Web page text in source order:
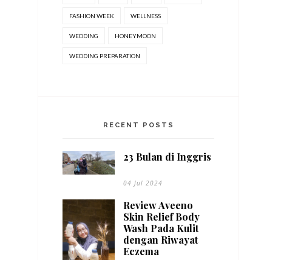
FASHION WEEK WELLNESS
WEDDING HONEYMOON
WEDDING PREPARATION
RECENT POSTS
23 Bulan di Inggris
04 Jul 2024
Review Aveeno
Skin Relief Body
Wash Pada Kulit
dengan Riwayat
Eczema